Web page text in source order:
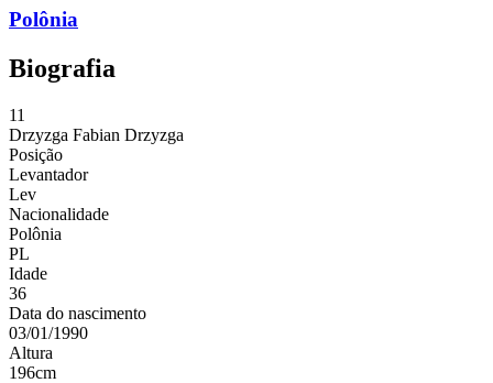
Polônia
Biografia
11
Drzyzga Fabian Drzyzga
Posição
Levantador
Lev
Nacionalidade
Polônia
PL
Idade
36
Data do nascimento
03/01/1990
Altura
196cm